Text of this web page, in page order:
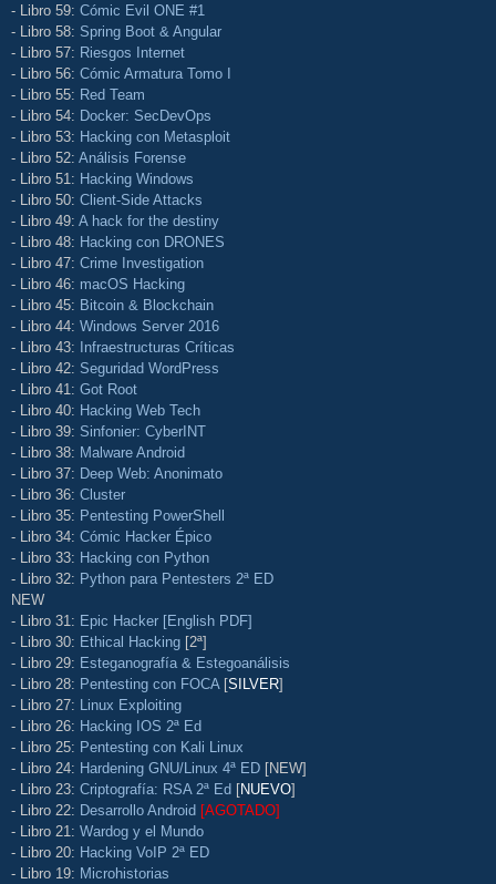
- Libro 59: Cómic Evil ONE #1
- Libro 58: Spring Boot & Angular
- Libro 57: Riesgos Internet
- Libro 56: Cómic Armatura Tomo I
- Libro 55: Red Team
- Libro 54: Docker: SecDevOps
- Libro 53: Hacking con Metasploit
- Libro 52: Análisis Forense
- Libro 51: Hacking Windows
- Libro 50: Client-Side Attacks
- Libro 49: A hack for the destiny
- Libro 48: Hacking con DRONES
- Libro 47: Crime Investigation
- Libro 46: macOS Hacking
- Libro 45: Bitcoin & Blockchain
- Libro 44: Windows Server 2016
- Libro 43: Infraestructuras Críticas
- Libro 42: Seguridad WordPress
- Libro 41: Got Root
- Libro 40: Hacking Web Tech
- Libro 39: Sinfonier: CyberINT
- Libro 38: Malware Android
- Libro 37: Deep Web: Anonimato
- Libro 36: Cluster
- Libro 35: Pentesting PowerShell
- Libro 34: Cómic Hacker Épico
- Libro 33: Hacking con Python
- Libro 32: Python para Pentesters 2ª ED
NEW
- Libro 31: Epic Hacker [English PDF]
- Libro 30: Ethical Hacking [2ª]
- Libro 29: Esteganografía & Estegoanálisis
- Libro 28: Pentesting con FOCA [SILVER]
- Libro 27: Linux Exploiting
- Libro 26: Hacking IOS 2ª Ed
- Libro 25: Pentesting con Kali Linux
- Libro 24: Hardening GNU/Linux 4ª ED [NEW]
- Libro 23: Criptografía: RSA 2ª Ed [NUEVO]
- Libro 22: Desarrollo Android [AGOTADO]
- Libro 21: Wardog y el Mundo
- Libro 20: Hacking VoIP 2ª ED
- Libro 19: Microhistorias